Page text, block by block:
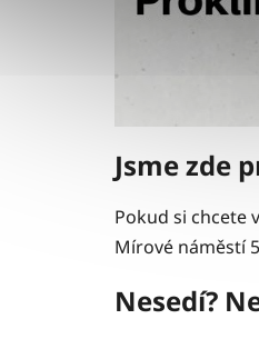
Jsme zde
Pokud si chcete
Mírové náměstí
Nesedí?